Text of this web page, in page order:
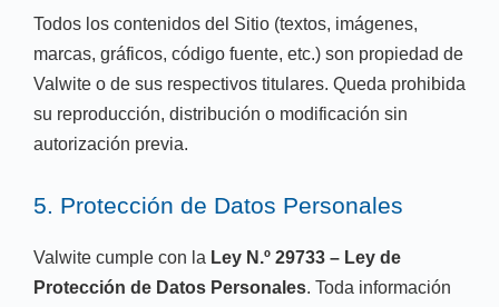
Todos los contenidos del Sitio (textos, imágenes,
marcas, gráficos, código fuente, etc.) son propiedad de
Valwite o de sus respectivos titulares. Queda prohibida
su reproducción, distribución o modificación sin
autorización previa.
5. Protección de Datos Personales
Valwite cumple con la Ley N.º 29733 – Ley de
Protección de Datos Personales. Toda información